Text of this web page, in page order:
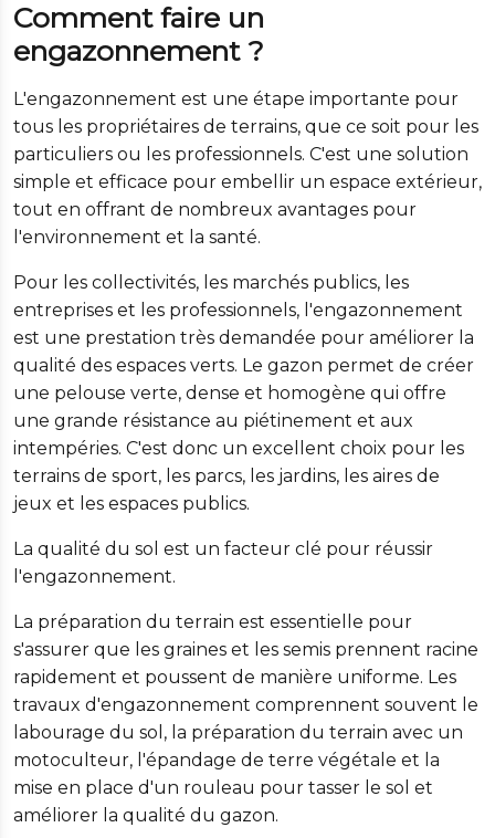
Comment faire un
engazonnement ?
L'engazonnement est une étape importante pour
tous les propriétaires de terrains, que ce soit pour les
particuliers ou les professionnels. C'est une solution
simple et efficace pour embellir un espace extérieur,
tout en offrant de nombreux avantages pour
l'environnement et la santé.
Pour les collectivités, les marchés publics, les
entreprises et les professionnels, l'engazonnement
est une prestation très demandée pour améliorer la
qualité des espaces verts. Le gazon permet de créer
une pelouse verte, dense et homogène qui offre
une grande résistance au piétinement et aux
intempéries. C'est donc un excellent choix pour les
terrains de sport, les parcs, les jardins, les aires de
jeux et les espaces publics.
La qualité du sol est un facteur clé pour réussir
l'engazonnement.
La préparation du terrain est essentielle pour
s'assurer que les graines et les semis prennent racine
rapidement et poussent de manière uniforme. Les
travaux d'engazonnement comprennent souvent le
labourage du sol, la préparation du terrain avec un
motoculteur, l'épandage de terre végétale et la
mise en place d'un rouleau pour tasser le sol et
améliorer la qualité du gazon.